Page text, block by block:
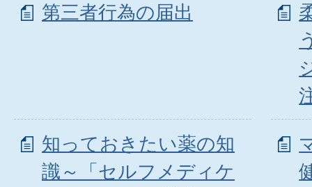
第三者行為の届出
知っておきたい薬の知
識～「セルフメディケ